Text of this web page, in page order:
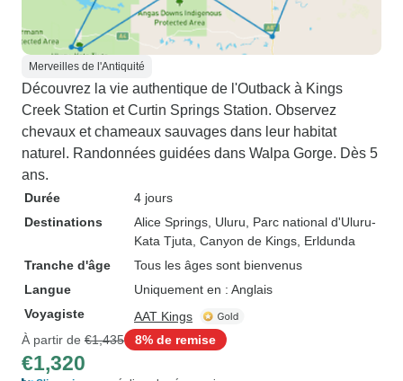
Merveilles de l'Antiquité
Découvrez la vie authentique de l'Outback à Kings
Creek Station et Curtin Springs Station. Observez
chevaux et chameaux sauvages dans leur habitat
naturel. Randonnées guidées dans Walpa Gorge. Dès 5
ans.
Durée
4 jours
Destinations
Alice Springs , Uluru , Parc national d'Uluru-
Kata Tjuta , Canyon de Kings , Erldunda
Tranche d'âge
Tous les âges sont bienvenus
Langue
Uniquement en : Anglais
Voyagiste
AAT Kings
À partir de €1,435 8% de remise
€1,320